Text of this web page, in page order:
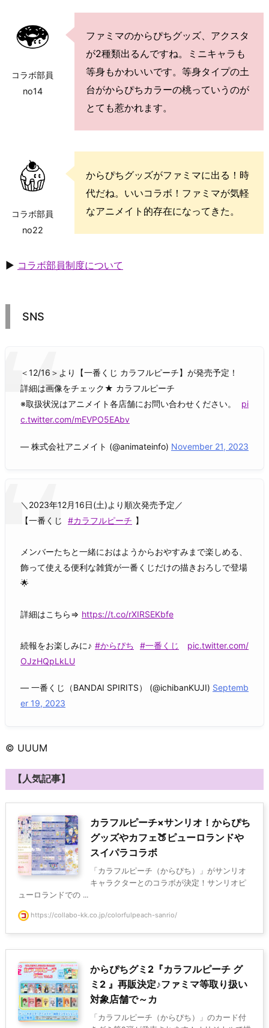
コラボ部員
no14
ファミマのからぴちグッズ、アクスタ
が2種類出るんですね。ミニキャラも
等身もかわいいです。等身タイプの土
台がからぴちカラーの桃っていうのが
とても惹かれます。
コラボ部員
no22
からぴちグッズがファミマに出る！時
代だね。いいコラボ！ファミマが気軽
なアニメイト的存在になってきた。
▶ コラボ部員制度について
SNS
＜12/16＞より【一番くじ カラフルピーチ】が発売予定！
詳細は画像をチェック★ カラフルピーチ
※取扱状況はアニメイト各店舗にお問い合わせください。
pi
c.twitter.com/mEVPO5EAbv
— 株式会社アニメイト (@animateinfo) November 21, 2023
＼2023年12月16日(土)より順次発売予定／
【一番くじ
#カラフルピーチ 】
メンバーたちと一緒におはようからおやすみまで楽しめる、
飾って使える便利な雑貨が一番くじだけの描きおろしで登場
🌟
詳細はこちら⇒ https://t.co/rXIRSEKbfe
続報をお楽しみに♪ #からぴち #一番くじ
pic.twitter.com/
OJzHQpLkLU
— 一番くじ（BANDAI SPIRITS） (@ichibanKUJI) Septemb
er 19, 2023
© UUUM
【人気記事】
カラフルピーチ×サンリオ！からぴち
グッズやカフェ🍑ピューロランドや
スイパラコラボ
「カラフルピーチ（からぴち）」がサンリオ
キャラクターとのコラボが決定！サンリオピ
ューロランドでの ...
https://collabo-kk.co.jp/colorfulpeach-sanrio/
からぴちグミ2『カラフルピーチ グ
ミ2 』再販決定♪ファミマ等取り扱い
対象店舗で～カ
「カラフルピーチ（からぴち）」のカード付